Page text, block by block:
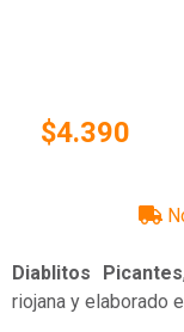
$4.390
Diablitos Picantes
riojana y elaborado